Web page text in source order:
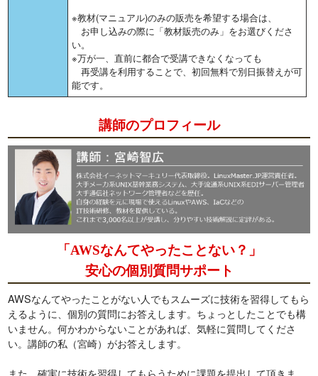
※教材(マニュアル)のみの販売を希望する場合は、
お申し込みの際に「教材販売のみ」をお選びくださ
い。
※万が一、直前に都合で受講できなくなっても
再受講を利用することで、初回無料で別日振替えが可
能です。
講師のプロフィール
「AWSなんてやったことない？」
安心の個別質問サポート
AWSなんてやったことがない人でもスムーズに技術を習得してもら
えるように、個別の質問にお答えします。ちょっとしたことでも構
いません。何かわからないことがあれば、気軽に質問してくださ
い。講師の私（宮崎）がお答えします。
また、確実に技術を習得してもらうために課題を提出して頂きま